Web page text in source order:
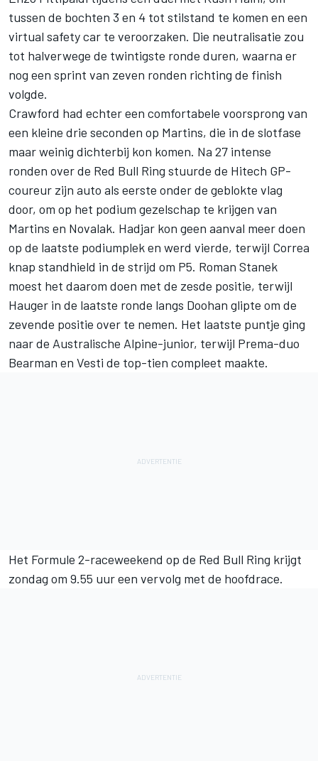
tussen de bochten 3 en 4 tot stilstand te komen en een
virtual safety car te veroorzaken. Die neutralisatie zou
tot halverwege de twintigste ronde duren, waarna er
nog een sprint van zeven ronden richting de finish
volgde.
Crawford had echter een comfortabele voorsprong van
een kleine drie seconden op Martins, die in de slotfase
maar weinig dichterbij kon komen. Na 27 intense
ronden over de Red Bull Ring stuurde de Hitech GP-
coureur zijn auto als eerste onder de geblokte vlag
door, om op het podium gezelschap te krijgen van
Martins en Novalak. Hadjar kon geen aanval meer doen
op de laatste podiumplek en werd vierde, terwijl Correa
knap standhield in de strijd om P5. Roman Stanek
moest het daarom doen met de zesde positie, terwijl
Hauger in de laatste ronde langs Doohan glipte om de
zevende positie over te nemen. Het laatste puntje ging
naar de Australische Alpine-junior, terwijl Prema-duo
Bearman en Vesti de top-tien compleet maakte.
Het Formule 2-raceweekend op de Red Bull Ring krijgt
zondag om 9.55 uur een vervolg met de hoofdrace.